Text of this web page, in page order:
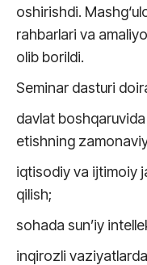
oshirishdi.
rahbarlari va
olib borildi.
Seminar dasturi
davlat
etishning
iqtisodiy va ijtimoiy
qilish;
sohada sun’iy
inqirozli